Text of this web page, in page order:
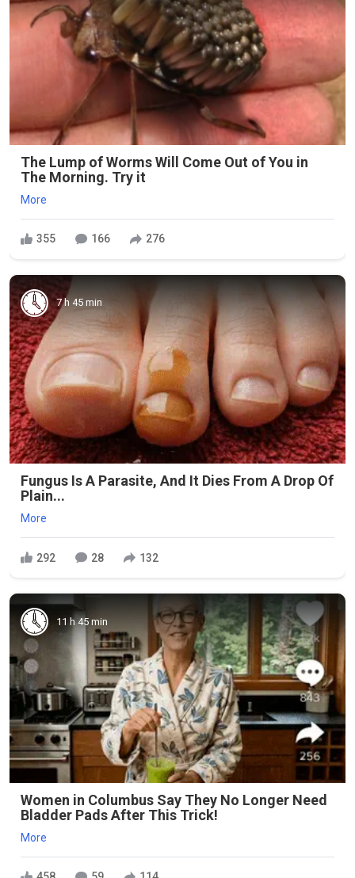
The Lump of Worms Will Come Out of You in
The Morning. Try it
More
355 166 276
7 h 45 min
Fungus Is A Parasite, And It Dies From A Drop Of
Plain...
More
292 28 132
11 h 45 min
Women in Columbus Say They No Longer Need
Bladder Pads After This Trick!
More